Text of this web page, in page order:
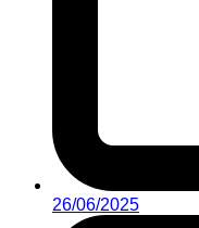
26/06/2025